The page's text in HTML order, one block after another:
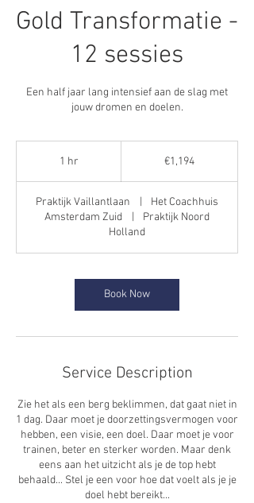
Gold Transformatie -
12 sessies
Een half jaar lang intensief aan de slag met
jouw dromen en doelen.
1 hr €1,194
Praktijk Vaillantlaan
Het Coachhuis
Amsterdam Zuid
Praktijk Noord
Holland
Book Now
Service Description
Zie het als een berg beklimmen, dat gaat niet in
1 dag. Daar moet je doorzettingsvermogen voor
hebben, een visie, een doel. Daar moet je voor
trainen, beter en sterker worden. Maar denk
eens aan het uitzicht als je de top hebt
behaald... Stel je een voor hoe dat voelt als je je
doel hebt bereikt...